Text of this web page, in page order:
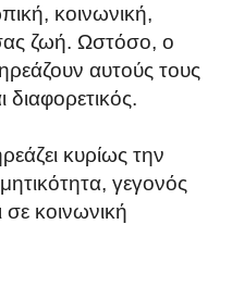
κοινωνική,
ζωή. Ωστόσο, ο
αυτούς τους
διαφορετικός.
κυρίως την
γεγονός
κοινωνική